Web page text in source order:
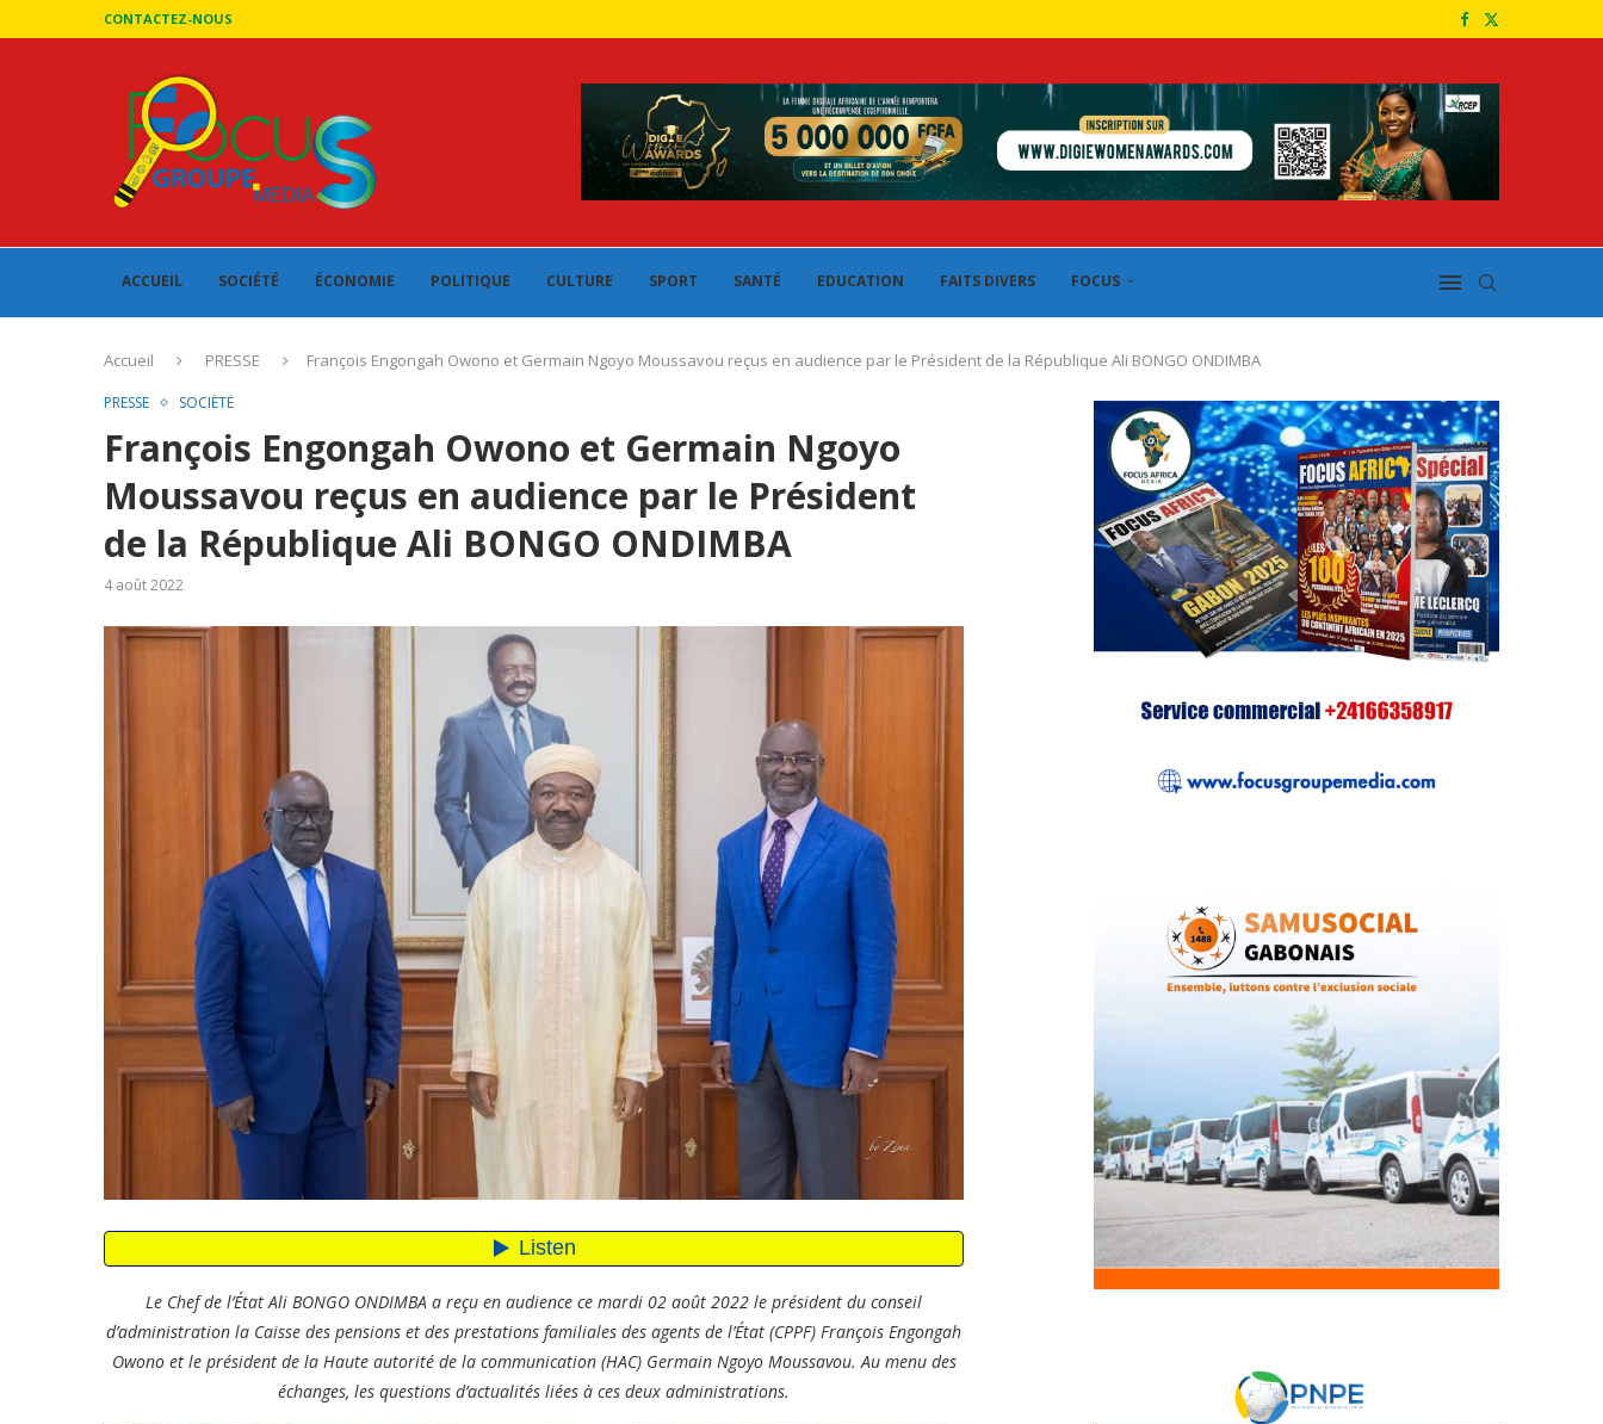
CONTACTEZ-NOUS
ACCUEIL SOCIÉTÉ ÉCONOMIE POLITIQUE CULTURE SPORT SANTÉ EDUCATION FAITS DIVERS FOCUS
Accueil PRESSE François Engongah Owono et Germain Ngoyo Moussavou reçus en audience par le Président de la République Ali BONGO ONDIMBA
PRESSE SOCIÉTÉ
François Engongah Owono et Germain Ngoyo
Moussavou reçus en audience par le Président
de la République Ali BONGO ONDIMBA
4 août 2022
Le Chef de l’État Ali BONGO ONDIMBA a reçu en audience ce mardi 02 août 2022 le président du conseil
d’administration la Caisse des pensions et des prestations familiales des agents de l’État (CPPF) François Engongah
Owono et le président de la Haute autorité de la communication (HAC) Germain Ngoyo Moussavou. Au menu des
échanges, les questions d’actualités liées à ces deux administrations.